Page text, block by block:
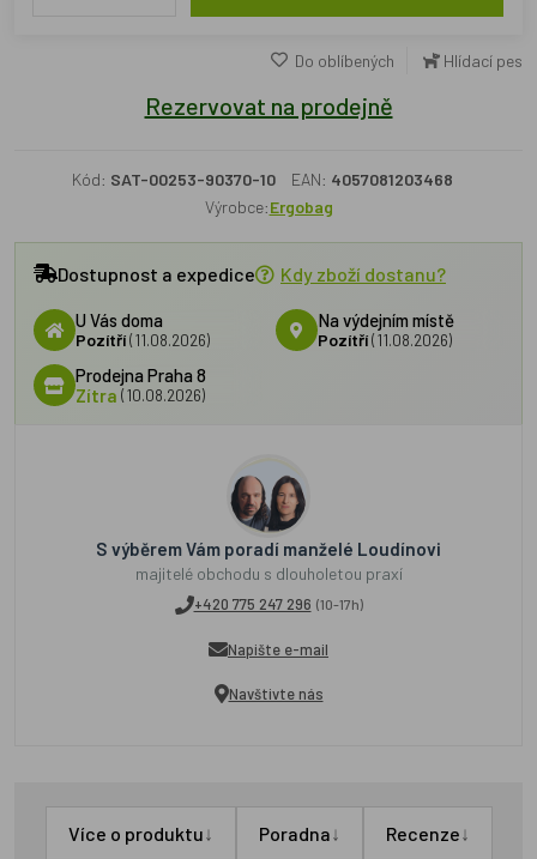
Do oblíbených Hlídací pes
Rezervovat na prodejně
Kód: SAT-00253-90370-10 EAN: 4057081203468
Výrobce:Ergobag
Dostupnost a expedice Kdy zboží dostanu?
U Vás doma
Pozítří(11.08.2026)
Na výdejním místě
Pozítří (11.08.2026)
Prodejna Praha 8
Zítra (10.08.2026)
S výběrem Vám poradí manželé Loudínovi
majitelé obchodu s dlouholetou praxí
+420 775 247 296 (10-17h)
Napište e-mail
Navštivte nás
Více o produktu↓ Poradna↓ Recenze↓